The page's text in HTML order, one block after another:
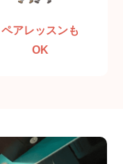
ペアレッスンも
OK